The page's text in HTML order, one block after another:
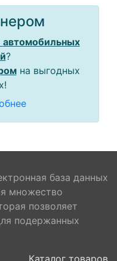
автомобильных
?
на выгодных
база данных
множество
позволяет
подержанных
Каталог товаров